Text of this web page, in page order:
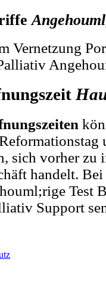
Vernetzung
sich vorher zu
handelt.
Test
Support